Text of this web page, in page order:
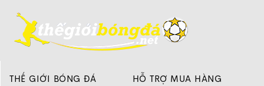
THẾ GIỚI BÓNG ĐÁ HỖ TRỢ MUA HÀNG